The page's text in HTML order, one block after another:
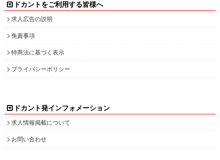
ドカントをご利用する皆様へ
求人広告の説明
免責事項
特商法に基づく表示
プライバシーポリシー
ドカント発インフォメーション
求人情報掲載について
お問い合わせ